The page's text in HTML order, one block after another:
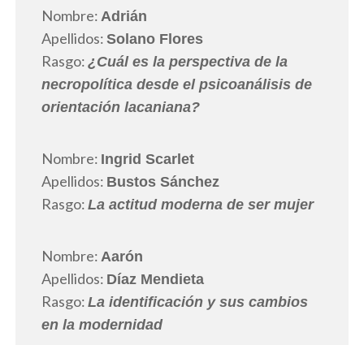
Nombre: Adrián
Apellidos: Solano Flores
Rasgo: ¿Cuál es la perspectiva de la
necropolítica desde el psicoanálisis de
orientación lacaniana?
Nombre: Ingrid Scarlet
Apellidos: Bustos Sánchez
Rasgo: La actitud moderna de ser mujer
Nombre: Aarón
Apellidos: Díaz Mendieta
Rasgo: La identificación y sus cambios
en la modernidad